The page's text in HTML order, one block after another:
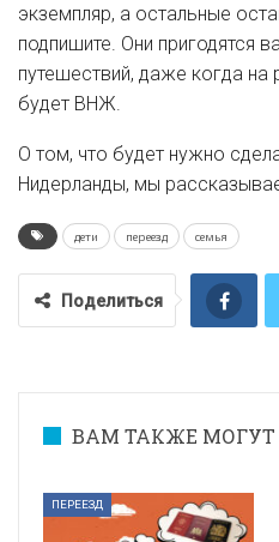
экземпляр, а остальные
подпишите. Они пригодятся
путешествий, даже когда на
будет ВНЖ.
О том, что будет нужно
Нидерланды, мы
дети переезд семья
Поделиться
ВАМ ТАКЖЕ МОГУТ
ПЕРЕЕЗД